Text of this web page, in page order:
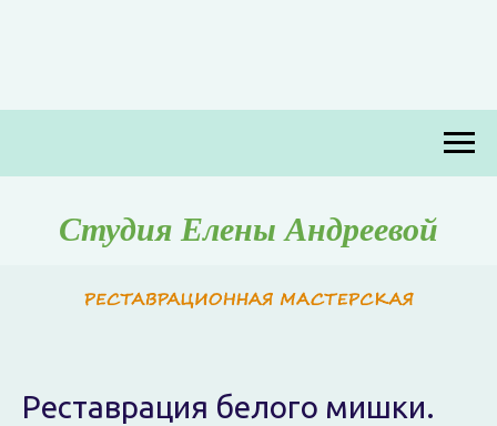
Студия Елены Андреевой
Реставрация белого мишки.